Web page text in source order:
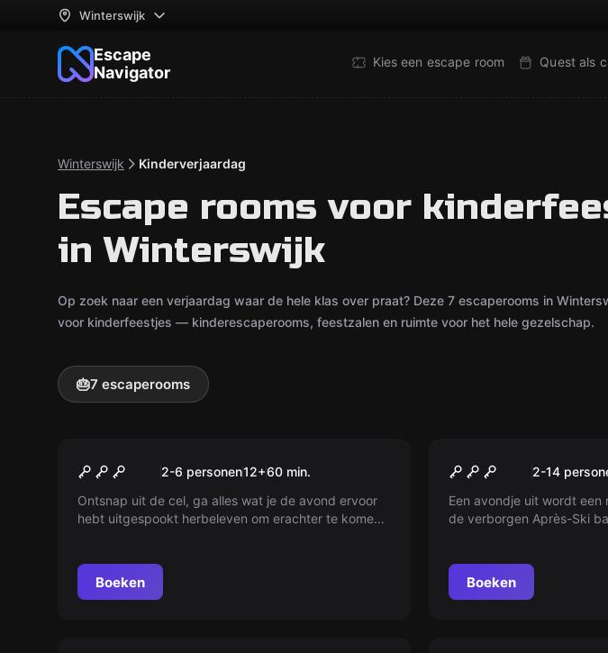
Winterswijk
Escape
Navigator
Kies een escape room Quest als
Winterswijk Kinderverjaardag
Escape rooms voor
in Winterswijk
Op zoek naar een verjaardag waar de hele klas over praat? Deze 7 escaperooms in
voor kinderfeestjes — kinderescaperooms, feestzalen en ruimte voor het hele gezelschap.
🎂7 escaperooms
The Hangover
2-6 personen12+60 min.
Ontsnap uit de cel, ga alles wat je de avond ervoor
hebt uitgespookt herbeleven om erachter te komen
uit Escape Room Hangover?
Boeken
Après-Ski
2-14
Een avondje uit wordt
de verborgen Après-Ski
Boeken